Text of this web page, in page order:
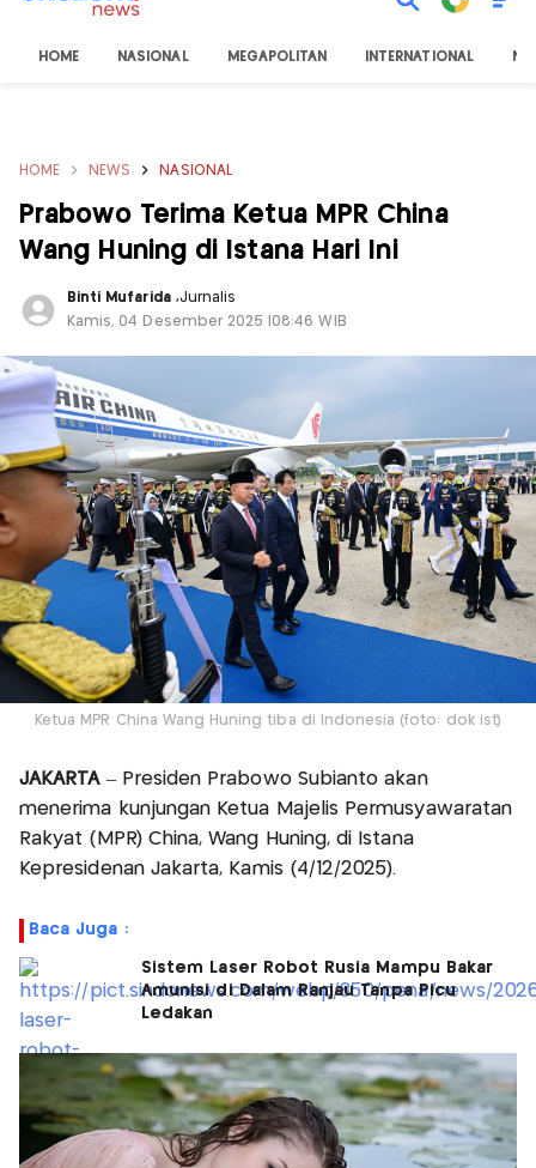
HOME NASIONAL MEGAPOLITAN INTERNATIONAL
HOME NEWS NASIONAL
Prabowo Terima Ketua MPR China
Wang Huning di Istana Hari Ini
Binti Mufarida ,Jurnalis
Kamis, 04 Desember 2025 |08:46 WIB
Ketua MPR China Wang Huning tiba di Indonesia (foto: dok ist)
JAKARTA– Presiden Prabowo Subianto akan
menerima kunjungan Ketua Majelis Permusyawaratan
Rakyat (MPR) China, Wang Huning, di Istana
Kepresidenan Jakarta, Kamis (4/12/2025).
Baca Juga :
Sistem Laser Robot Rusia Mampu Bakar
Amunisi di Dalam Ranjau Tanpa Picu
Ledakan